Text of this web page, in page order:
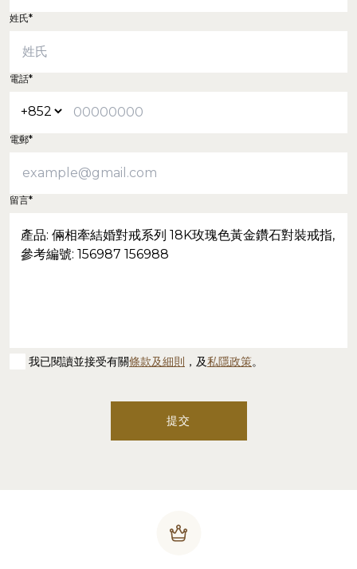
姓氏*
電話*
電郵*
留言*
我已閱讀並接受有關條款及細則 ，及私隱政策。
提交